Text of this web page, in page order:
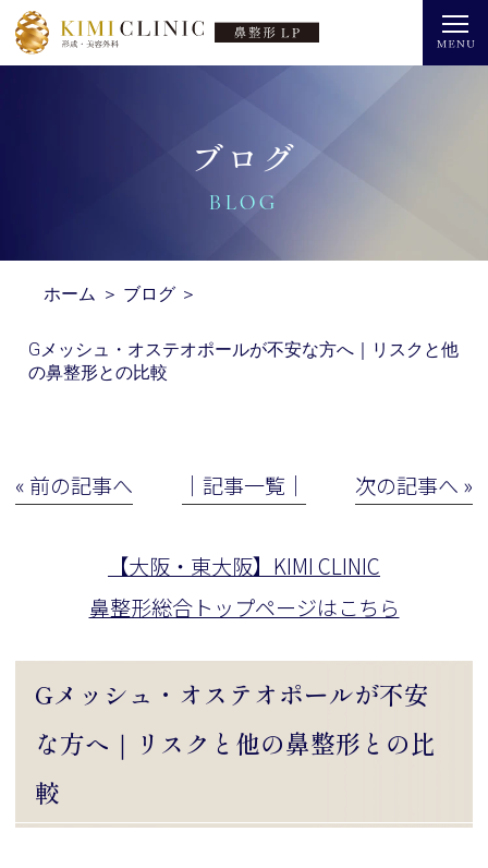
ブログ
BLOG
ホーム ＞ ブログ ＞
Gメッシュ・オステオポールが不安な方へ｜リスクと他
の鼻整形との比較
« 前の記事へ │記事一覧│ 次の記事へ »
【大阪・東大阪】KIMI CLINIC
鼻整形総合トップページはこちら
Gメッシュ・オステオポールが不安
な方へ｜リスクと他の鼻整形との比
較